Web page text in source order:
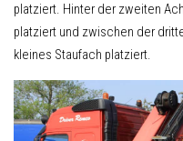
platziert. Hinter der zweiten
platziert und zwischen der
kleines Staufach platziert.